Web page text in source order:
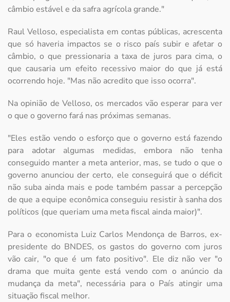
câmbio estável e da safra agrícola grande."
Raul Velloso, especialista em contas públicas, acrescenta
que só haveria impactos se o risco país subir e afetar o
câmbio, o que pressionaria a taxa de juros para cima, o
que causaria um efeito recessivo maior do que já está
ocorrendo hoje. "Mas não acredito que isso ocorra".
Na opinião de Velloso, os mercados vão esperar para ver
o que o governo fará nas próximas semanas.
"Eles estão vendo o esforço que o governo está fazendo
para adotar algumas medidas, embora não tenha
conseguido manter a meta anterior, mas, se tudo o que o
governo anunciou der certo, ele conseguirá que o déficit
não suba ainda mais e pode também passar a percepção
de que a equipe econômica conseguiu resistir à sanha dos
políticos (que queriam uma meta fiscal ainda maior)".
Para o economista Luiz Carlos Mendonça de Barros, ex-
presidente do BNDES, os gastos do governo com juros
vão cair, "o que é um fato positivo". Ele diz não ver "o
drama que muita gente está vendo com o anúncio da
mudança da meta", necessária para o País atingir uma
situação fiscal melhor.